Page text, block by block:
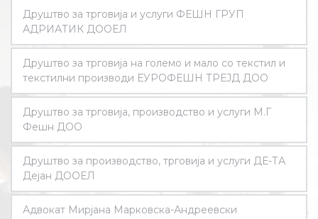
Ул.Даме Груев број 28 зграда/1 влез 1 кат 2, 1000,
Скопје
Друштво за трговија и услуги ФЕШН ГРУП
АДРИАТИК ДООЕЛ
Ул.Даме Груев број 28 зграда 1 влез 1 кат 2, 1000,
Скопје
Друштво за трговија на големо и мало со текстил и
текстилни производи ЕУРОФЕШН ТРЕЈД ДОО
Ул.Даме Груев број 28 зграда 1 влез 1 кат 2, 1000,
Скопје
Друштво за трговија, производство и услуги М.Г
Фешн ДОО
Ул.Даме Груев број 28 зграда 1 влез 1 кат 2, 1000,
Скопје
Друштво за производство, трговија и услуги ДЕ-ТА
Дејан ДООЕЛ
Ул. Сава Михајлов број 10 број 6 Скопје, 1000 Скопје
Адвокат Мирјана Марковска-Андреевски